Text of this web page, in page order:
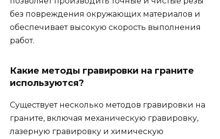
без повреждения окружающих материалов и
обеспечивает высокую скорость выполнения
работ.
Какие методы гравировки на граните
используются?
Существует несколько методов гравировки на
граните, включая механическую гравировку,
лазерную гравировку и химическую